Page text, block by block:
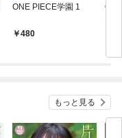
ONE PIECE学園 1
480
もっと見る